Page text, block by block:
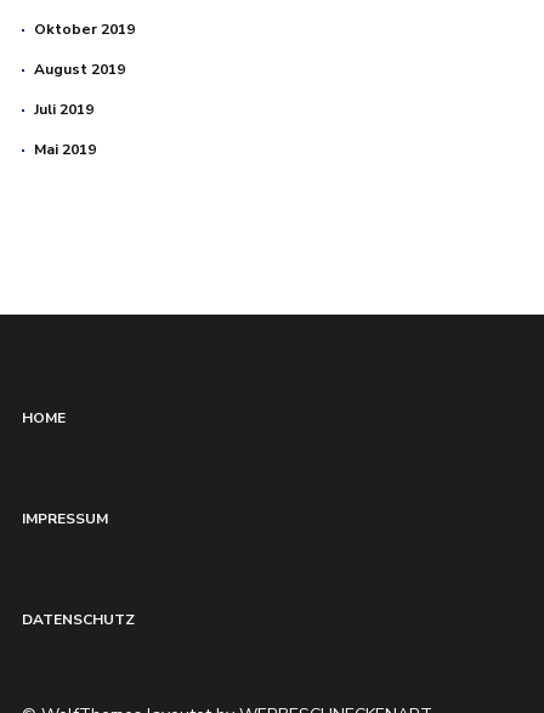
Oktober 2019
August 2019
Juli 2019
Mai 2019
HOME
IMPRESSUM
DATENSCHUTZ